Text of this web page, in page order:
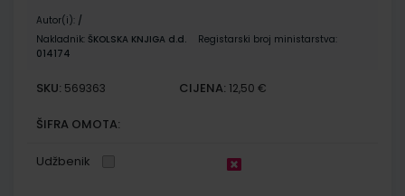
Autor(i): /
Nakladnik: ŠKOLSKA KNJIGA d.d.
Registarski broj ministarstva:
014174
SKU: 569363 CIJENA: 12,50 €
ŠIFRA OMOTA:
Udžbenik